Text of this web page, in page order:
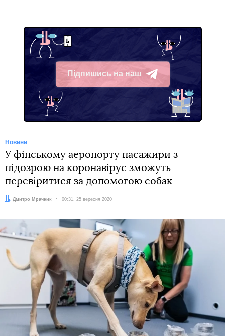
Підпишись на наш
Telegram
Новини
У фінському аеропорту пасажири з
підозрою на коронавірус зможуть
перевіритися за допомогою собак
Автор:
Дмитро Мрачник Дата:
00:31, 25 вересня 2020